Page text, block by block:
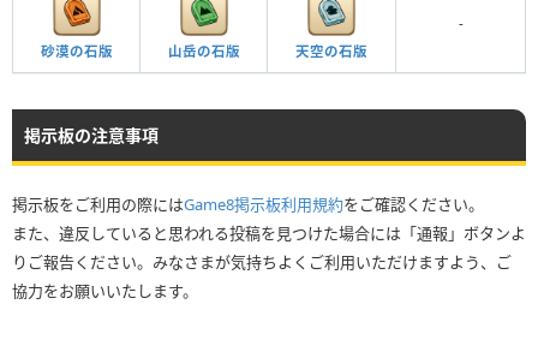
砂漠の石版 山岳の石版 天空の石版
-
掲示板の注意事項
掲示板をご利用の際にはGame8掲示板利用規約をご確認ください。
また、違反していると思われる投稿を見つけた場合には「通報」ボタンよ
りご報告ください。みなさまが気持ちよくご利用いただけますよう、ご
協力をお願いいたします。